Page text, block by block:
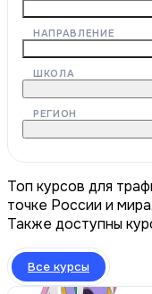
НАПРАВЛЕНИЕ
ШКОЛА
РЕГИОН
Топ курсов для
точке России и
Также доступны
Все курсы